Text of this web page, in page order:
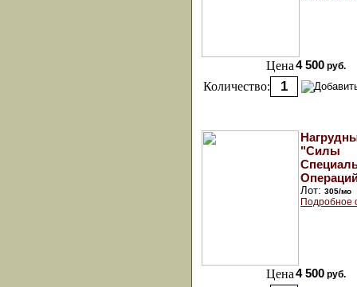
Цена4 500 руб.
Количество:
"Силы
Лот: 305/мо
Подробное
Цена4 500 руб.